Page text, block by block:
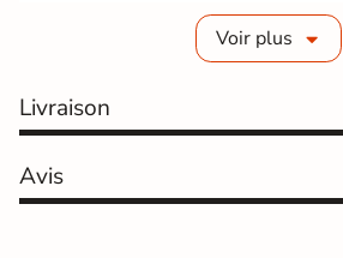
Sol intérieur
Fabrication
Résistance à
Voir plus
Livraison
Avis